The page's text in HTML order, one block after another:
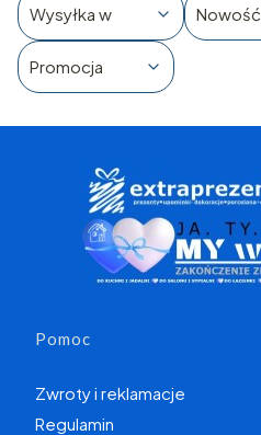
Wysyłka w Nowość
Promocja
Linki w stopce
Pomoc
Zwroty i reklamacje
Regulamin